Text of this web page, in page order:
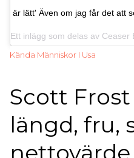
är lätt' Även om jag får det att
Ett inlägg som delas av Ceaser
Kända Människor I Usa
Scott
längd, fru,